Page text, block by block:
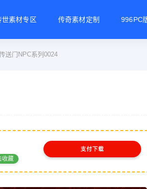
世素材专区 传奇素材定制 996PC
送门NPC系列0024
支付下载
收藏